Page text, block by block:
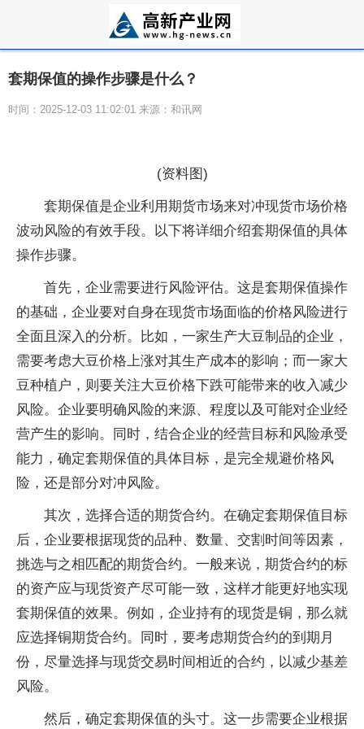
套期保值的操作步骤是什么？
时间：2025-12-03 11:02:01 来源：和讯网
(资料图)
套期保值是企业利用期货市场来对冲现货市场价格
波动风险的有效手段。以下将详细介绍套期保值的具体
操作步骤。
首先，企业需要进行风险评估。这是套期保值操作
的基础，企业要对自身在现货市场面临的价格风险进行
全面且深入的分析。比如，一家生产大豆制品的企业，
需要考虑大豆价格上涨对其生产成本的影响；而一家大
豆种植户，则要关注大豆价格下跌可能带来的收入减少
风险。企业要明确风险的来源、程度以及可能对企业经
营产生的影响。同时，结合企业的经营目标和风险承受
能力，确定套期保值的具体目标，是完全规避价格风
险，还是部分对冲风险。
其次，选择合适的期货合约。在确定套期保值目标
后，企业要根据现货的品种、数量、交割时间等因素，
挑选与之相匹配的期货合约。一般来说，期货合约的标
的资产应与现货资产尽可能一致，这样才能更好地实现
套期保值的效果。例如，企业持有的现货是铜，那么就
应选择铜期货合约。同时，要考虑期货合约的到期月
份，尽量选择与现货交易时间相近的合约，以减少基差
风险。
然后，确定套期保值的头寸。这一步需要企业根据